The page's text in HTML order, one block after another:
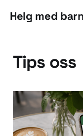
Helg med barn
Tips oss